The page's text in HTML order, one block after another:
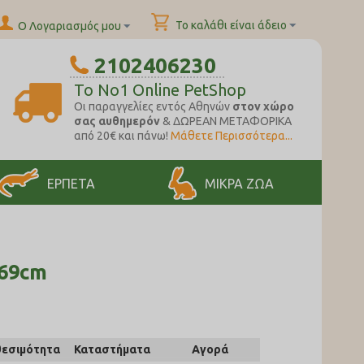
Το καλάθι είναι άδειο
Ο Λογαριασμός μου
2102406230
To No1 Online PetShop
Oι παραγγελίες εντός Αθηνών στον χώρο
σας αυθημερόν& ΔΩΡΕΑΝ ΜΕΤΑΦΟΡΙΚΑ
από 20€ και πάνω! Μάθετε Περισσότερα...
ΕΡΠΕΤΑ ΜΙΚΡΑ ΖΩΑ
Καταστήματα Αγορά